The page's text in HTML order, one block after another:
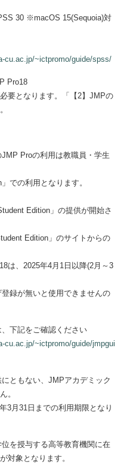
30 ※macOS 15(Sequoia)対
cu.ac.jp/~ictpromo/guide/spss/
Pro18
となります。「【2】JMPの
Proの利用は教職員・学生
の利用となります。
Edition」の提供が開始さ
Edition」のサイトからの
、2025年4月1日以降(2月～3
が無いと使用できませんの
下記をご確認ください
cu.ac.jp/~ictpromo/guide/jmpgui
ともない、JMPアカデミック
。
3月31日までの利用期限となり
を授与する高等教育機関に在
対象となります。